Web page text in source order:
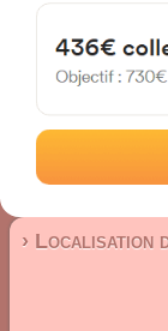
4
› Localisation